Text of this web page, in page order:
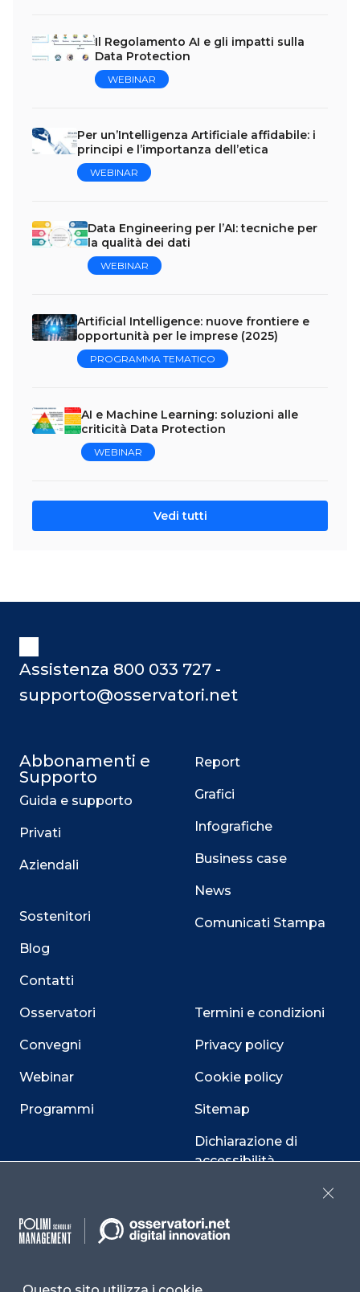
Il Regolamento AI e gli impatti sulla
Data Protection
WEBINAR
Per un’Intelligenza Artificiale affidabile: i
principi e l’importanza dell’etica
WEBINAR
Data Engineering per l’AI: tecniche per
la qualità dei dati
WEBINAR
Artificial Intelligence: nuove frontiere e
opportunità per le imprese (2025)
PROGRAMMA TEMATICO
AI e Machine Learning: soluzioni alle
criticità Data Protection
WEBINAR
Vedi tutti
Assistenza 800 033 727 -
supporto@osservatori.net
Abbonamenti e
Supporto
Guida e supporto
Privati
Aziendali
Sostenitori
Blog
Contatti
Osservatori
Convegni
Webinar
Programmi
Report
Grafici
Infografiche
Business case
News
Comunicati Stampa
Termini e condizioni
Privacy policy
Cookie policy
Sitemap
Dichiarazione di
accessibilità